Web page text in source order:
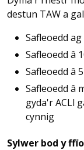
destun TAW a
Safleoedd
Safleoedd â
Safleoedd â
Safleoedd â
gyda'r ACLl
cynnig
Sylwer bod y